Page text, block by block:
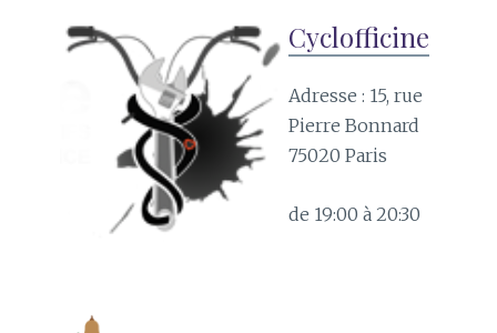
Cyclofficine
Adresse : 15, rue
Pierre Bonnard
75020 Paris
de 19:00 à 20:30